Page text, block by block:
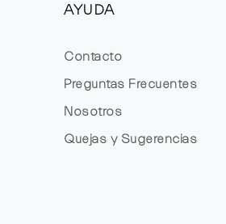
AYUDA
Contacto
Preguntas Frecuentes
Nosotros
Quejas y Sugerencias